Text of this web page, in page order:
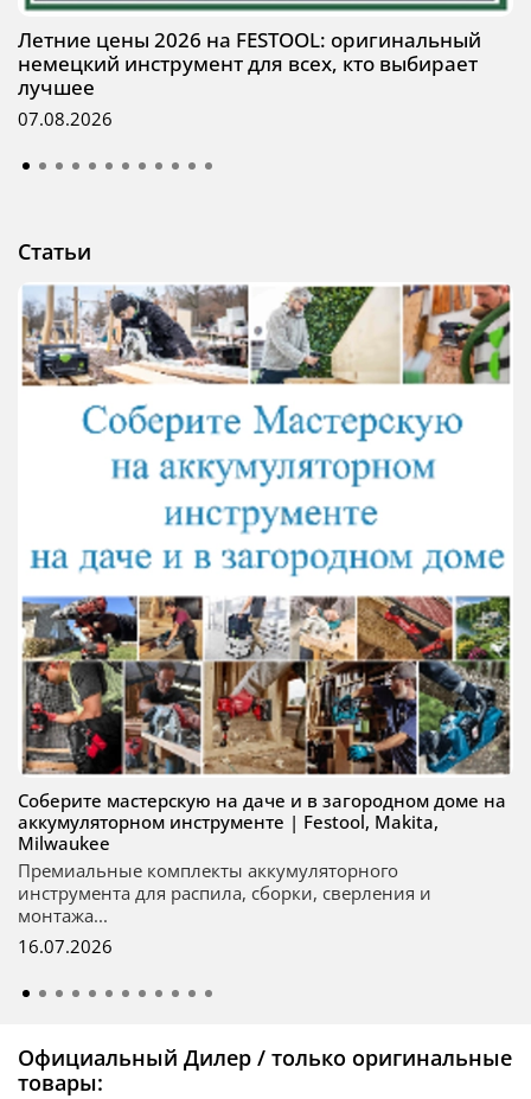
Летние цены 2026 на FESTOOL: оригинальный
немецкий инструмент для всех, кто выбирает
лучшее
07.08.2026
Статьи
Соберите мастерскую на даче и в загородном доме на
аккумуляторном инструменте | Festool, Makita,
Milwaukee
Премиальные комплекты аккумуляторного
инструмента для распила, сборки, сверления и
монтажа...
16.07.2026
Официальный Дилер / только оригинальные
товары: